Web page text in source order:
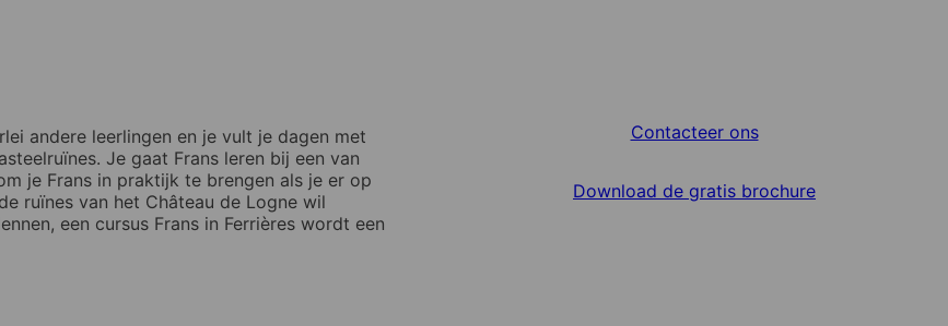
andere leerlingen en je vult je dagen met
Je gaat Frans leren bij een van
je Frans in praktijk te brengen als je er op
ruïnes van het Château de Logne wil
een cursus Frans in Ferrières wordt een
Contacteer ons
Download de gratis brochure